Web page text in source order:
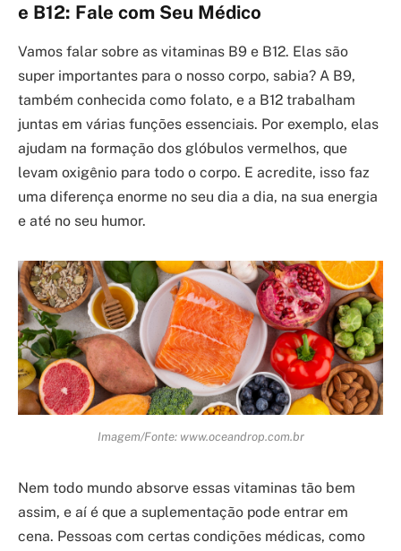
e B12: Fale com Seu Médico
Vamos falar sobre as vitaminas B9 e B12. Elas são
super importantes para o nosso corpo, sabia? A B9,
também conhecida como folato, e a B12 trabalham
juntas em várias funções essenciais. Por exemplo, elas
ajudam na formação dos glóbulos vermelhos, que
levam oxigênio para todo o corpo. E acredite, isso faz
uma diferença enorme no seu dia a dia, na sua energia
e até no seu humor.
Imagem/Fonte: www.oceandrop.com.br
Nem todo mundo absorve essas vitaminas tão bem
assim, e aí é que a suplementação pode entrar em
cena. Pessoas com certas condições médicas, como